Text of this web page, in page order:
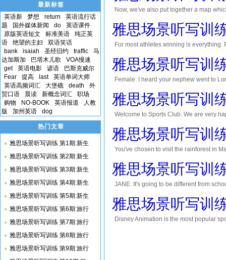
Now, we've also put together a map
雅思场景听写训
For most athletes winning is
雅思场景听写训
Female: I heard your nephew went to
雅思场景听写训
Welcome to Sports Club. We are very
instructor....
雅思场景听写训
You've chosen to visit the rainforest in
雅思场景听写训
JANE: It's going to be different from
雅思场景听写训
Disney Animation is the most popular
最新标签
英语新
梦想 return
英语流行话
题
国外媒体新闻 do
英语课件
原版英语短文
标准美语
纯正英
语
绝望的主妇
双语笑话
bank
isaiah 圣经旧约 traffic
马
达加斯加
巴塔木儿歌
VOA慢速
get
英语电影 谚语
巴斯克威尔
Fear
提高 last
英语单词大师
英语高频词汇
大堡礁 death
外
贸口语
晨读 新概念词汇
职场
购物
NO-BOOK 英语报道
人教
版
加州英语 dog
热门文章
雅思场景听写训练 第1期:新生
雅思场景听写训练 第2期:新生
雅思场景听写训练 第3期:新生
雅思场景听写训练 第4期:新生
雅思场景听写训练 第5期:新生
雅思场景听写训练 第6期:旅行
雅思场景听写训练 第7期:旅行
雅思场景听写训练 第8期:旅行
雅思场景听写训练 第9期:旅行